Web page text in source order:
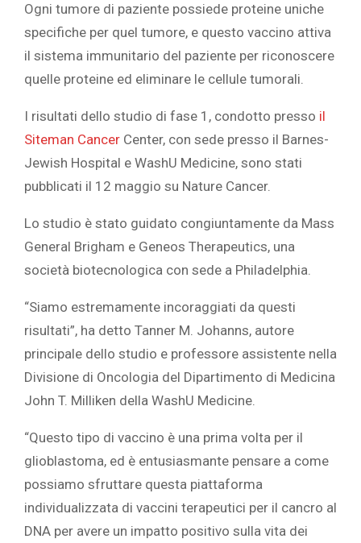
Ogni tumore di paziente possiede proteine uniche
specifiche per quel tumore, e questo vaccino attiva
il sistema immunitario del paziente per riconoscere
quelle proteine ed eliminare le cellule tumorali.
I risultati dello studio di fase 1, condotto presso il
Siteman Cancer Center, con sede presso il Barnes-
Jewish Hospital e WashU Medicine, sono stati
pubblicati il 12 maggio su Nature Cancer.
Lo studio è stato guidato congiuntamente da Mass
General Brigham e Geneos Therapeutics, una
società biotecnologica con sede a Philadelphia.
“Siamo estremamente incoraggiati da questi
risultati”, ha detto Tanner M. Johanns, autore
principale dello studio e professore assistente nella
Divisione di Oncologia del Dipartimento di Medicina
John T. Milliken della WashU Medicine.
“Questo tipo di vaccino è una prima volta per il
glioblastoma, ed è entusiasmante pensare a come
possiamo sfruttare questa piattaforma
individualizzata di vaccini terapeutici per il cancro al
DNA per avere un impatto positivo sulla vita dei